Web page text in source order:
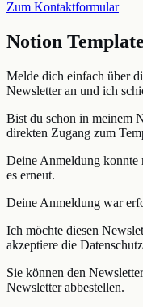
Zum Kontaktformular
Notion
Melde dich einfach über
Newsletter an und ich
Bist du schon in meinem
direkten Zugang zum
Deine Anmeldung konnte
es erneut.
Deine Anmeldung war
Ich möchte diesen
akzeptiere die
Sie können den
Newsletter abbestellen.